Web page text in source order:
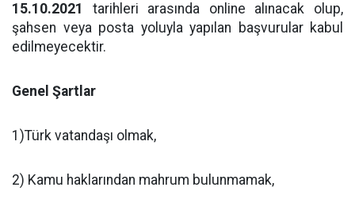
15.10.2021
tarihleri arasında online alınacak olup,
şahsen veya posta yoluyla yapılan başvurular kabul
edilmeyecektir.
Genel Şartlar
1)Türk vatandaşı olmak,
2) Kamu haklarından mahrum bulunmamak,